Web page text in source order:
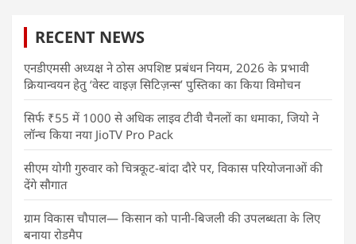
RECENT NEWS
एनडीएमसी अध्यक्ष ने ठोस अपशिष्ट प्रबंधन नियम, 2026 के प्रभावी
क्रियान्वयन हेतु ‘वेस्ट वाइज़ सिटिज़न्स’ पुस्तिका का किया विमोचन
सिर्फ ₹55 में 1000 से अधिक लाइव टीवी चैनलों का धमाका, जियो ने
लॉन्च किया नया JioTV Pro Pack
सीएम योगी गुरुवार को चित्रकूट-बांदा दौरे पर, विकास परियोजनाओं की
देंगे सौगात
ग्राम विकास चौपाल— किसान को पानी-बिजली की उपलब्धता के लिए
बनाया रोडमैप